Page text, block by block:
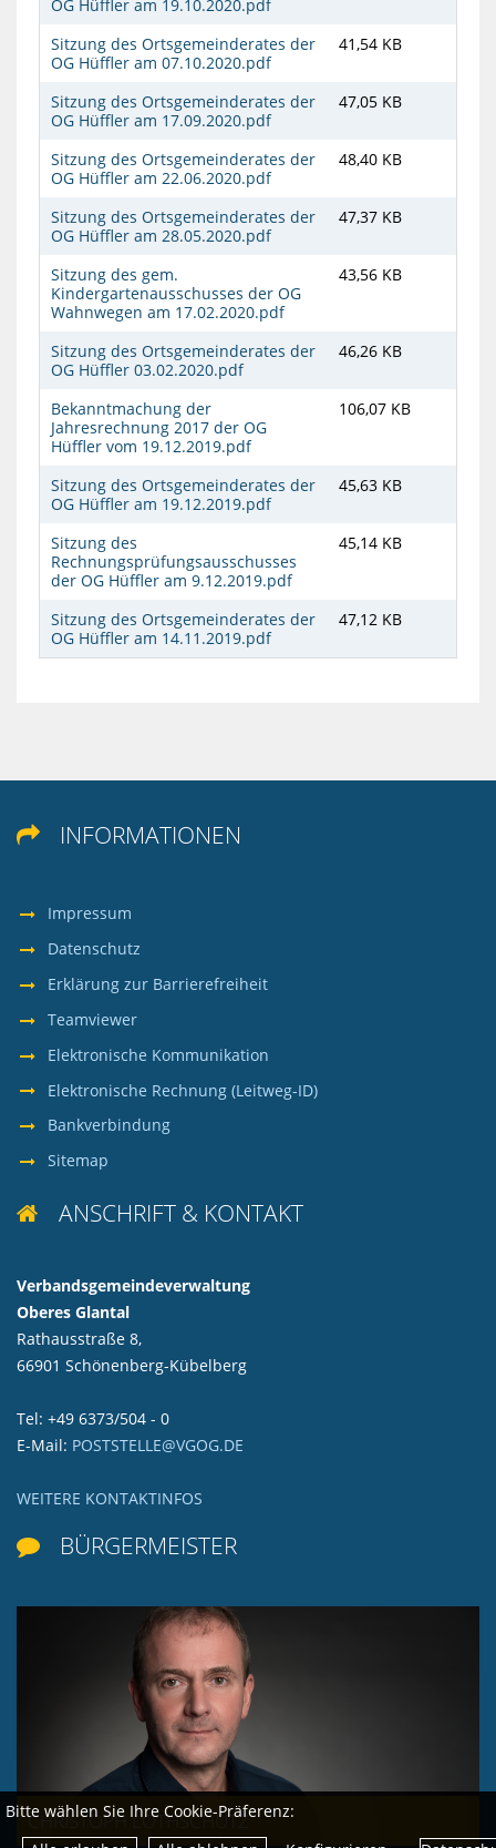
OG Hüffler am 19.10.2020.pdf
Sitzung des Ortsgemeinderates der
OG Hüffler am 07.10.2020.pdf
41,54 KB
Sitzung des Ortsgemeinderates der
OG Hüffler am 17.09.2020.pdf
47,05 KB
Sitzung des Ortsgemeinderates der
OG Hüffler am 22.06.2020.pdf
48,40 KB
Sitzung des Ortsgemeinderates der
OG Hüffler am 28.05.2020.pdf
47,37 KB
Sitzung des gem.
Kindergartenausschusses der OG
Wahnwegen am 17.02.2020.pdf
43,56 KB
Sitzung des Ortsgemeinderates der
OG Hüffler 03.02.2020.pdf
46,26 KB
Bekanntmachung der
Jahresrechnung 2017 der OG
Hüffler vom 19.12.2019.pdf
106,07 KB
Sitzung des Ortsgemeinderates der
OG Hüffler am 19.12.2019.pdf
45,63 KB
Sitzung des
Rechnungsprüfungsausschusses
der OG Hüffler am 9.12.2019.pdf
45,14 KB
Sitzung des Ortsgemeinderates der
OG Hüffler am 14.11.2019.pdf
47,12 KB
 INFORMATIONEN
Impressum
Datenschutz
Erklärung zur Barrierefreiheit
Teamviewer
Elektronische Kommunikation
Elektronische Rechnung (Leitweg-ID)
Bankverbindung
Sitemap
 ANSCHRIFT & KONTAKT
Verbandsgemeindeverwaltung
Oberes Glantal
Rathausstraße 8,
66901 Schönenberg-Kübelberg
Tel: +49 6373/504 - 0
E-Mail: POSTSTELLE@VGOG.DE
WEITERE KONTAKTINFOS
 BÜRGERMEISTER
CHRISTOPH LOTHSCHÜTZ
Bitte wählen Sie Ihre Cookie-Präferenz: